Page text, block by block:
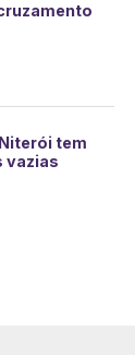
tem
vazias